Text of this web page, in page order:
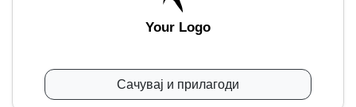
Your Logo
Сачувај и прилагоди